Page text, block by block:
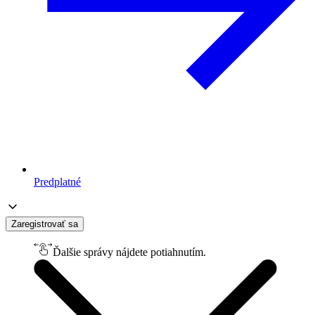
Predplatné
Zaregistrovať sa
Ďalšie správy nájdete potiahnutím.